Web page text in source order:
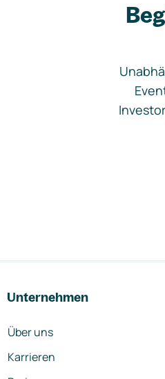
Unternehmen
Über uns
Karrieren